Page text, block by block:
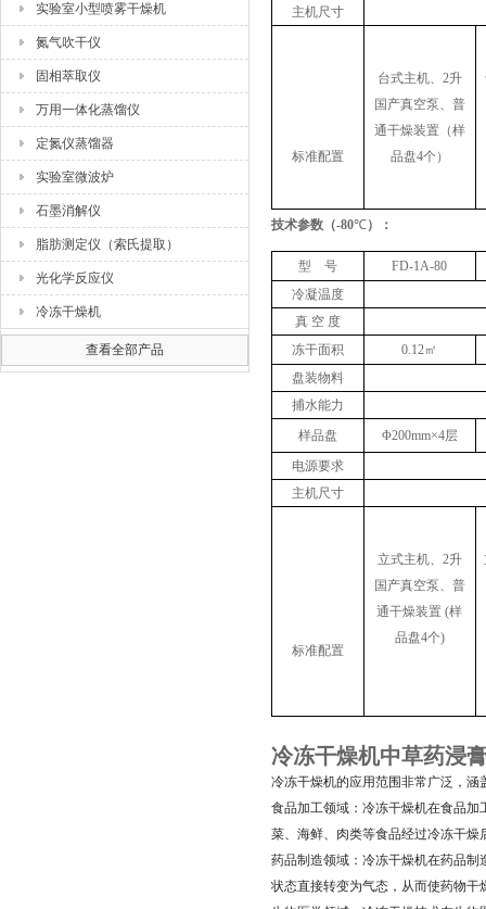
实验室小型喷雾干燥机
氮气吹干仪
固相萃取仪
万用一体化蒸馏仪
定氮仪蒸馏器
实验室微波炉
石墨消解仪
脂肪测定仪（索氏提取）
光化学反应仪
冷冻干燥机
查看全部产品
主机尺寸
标准配置
台式主机、2升
国产真空泵、普
通干燥装置（样
品盘4个）
技术参数 （-80℃） ：
型 号 FD-1A-80
冷凝温度
真 空 度
冻干面积
0.12㎡
盘装物料
捕水能力
样品盘
Φ200mm×4层
电源要求
主机尺寸
标准配置
立式主机、2升
国产真空泵、普
通干燥装置 (样
品盘4个)
冷冻干燥机中草药浸
冷冻干燥机的应用范围非常广泛，
食品加工领域：冷冻干燥机在食品
菜、海鲜、肉类等食品经过冷冻干
药品制造领域：冷冻干燥机在药品
状态直接转变为气态，从而使药物